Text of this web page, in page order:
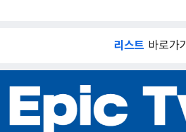
리스트 바로가기